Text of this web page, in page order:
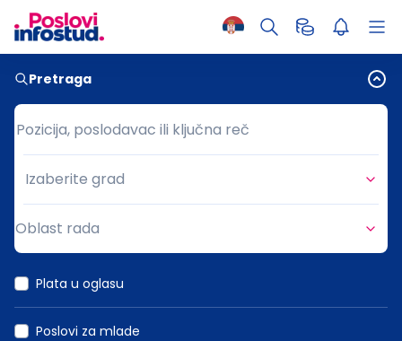
Pretraga
Pozicija, poslodavac ili ključna reč
Pozicija, poslodavac ili ključna reč
Grad
Izaberite grad
Oblast rada
Plata u oglasu
Poslovi za mlade